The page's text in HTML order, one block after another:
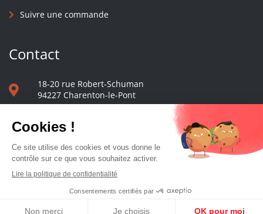
Suivre une commande
Contact
18-20 rue Robert-Schuman
94227 Charenton-le-Pont